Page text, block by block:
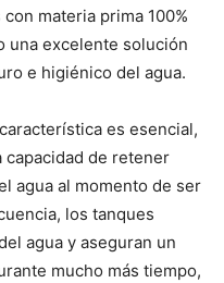
materia prima 100%
una excelente solución
e higiénico del agua.
es esencial,
de retener
agua al momento de ser
los tanques
agua y aseguran un
mucho más tiempo,